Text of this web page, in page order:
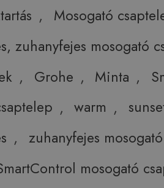
,
Mosogató
zuhanyfejes mosogató
, Grohe , Minta ,
, warm ,
, zuhanyfejes
mosogató